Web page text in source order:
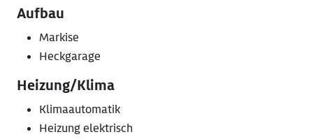
Aufbau
Markise
Heckgarage
Heizung/Klima
Klimaautomatik
Heizung elektrisch